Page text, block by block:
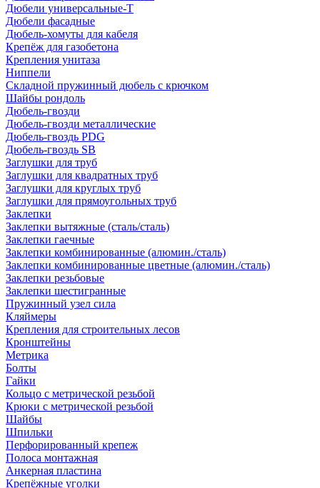
Дюбели универсальные-Т
Дюбели фасадные
Дюбель-хомуты для кабеля
Крепёж для газобетона
Крепления унитаза
Ниппели
Складной пружинный дюбель с крючком
Шайбы рондоль
Дюбель-гвозди
Дюбель-гвозди металлические
Дюбель-гвоздь PDG
Дюбель-гвоздь SB
Заглушки для труб
Заглушки для квадратных труб
Заглушки для круглых труб
Заглушки для прямоугольных труб
Заклепки
Заклепки вытяжные (сталь/сталь)
Заклепки гаечные
Заклепки комбинированные (алюмин./сталь)
Заклепки комбинированные цветные (алюмин./сталь)
Заклепки резьбовые
Заклепки шестигранные
Пружинный узел сила
Кляймеры
Крепления для строительных лесов
Кронштейны
Метрика
Болты
Гайки
Кольцо с метрической резьбой
Крюки с метрической резьбой
Шайбы
Шпильки
Перфорированный крепеж
Полоса монтажная
Анкерная пластина
Крепёжные уголки